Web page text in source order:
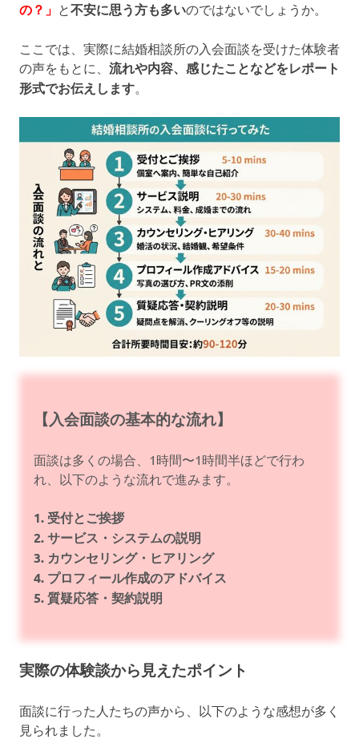
の？」 と不安に思う方も多いのではないでしょうか。
ここでは、実際に結婚相談所の入会面談を受けた体験者
の声をもとに、 流れや内容、感じたことなどをレポート
形式でお伝えします。
【入会面談の基本的な流れ】
面談は多くの場合、1時間〜1時間半ほどで行わ
れ、以下のような流れで進みます。
1. 受付とご挨拶
2. サービス・システムの説明
3. カウンセリング・ヒアリング
4. プロフィール作成のアドバイス
5. 質疑応答・契約説明
実際の体験談から見えたポイント
面談に行った人たちの声から、以下のような感想が多く
見られました。